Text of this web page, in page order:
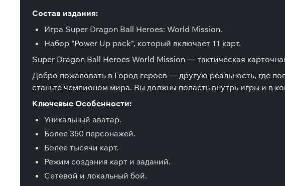
Состав издания:
Игра Super Dragon Ball Heroes: World Mission.
Набор "Power Up pack", который включает 11 карт.
Super Dragon Ball Heroes World Mission — тактическая
Добро пожаловать в Город героев — другую реальность, где
станьте чемпионом мира. Вы должны попасть внутрь игры и в
Ключевые Особенности:
Уникальный аватар.
Более 350 персонажей.
Более тысячи карт.
Режим создания карт и заданий.
Сетевой и локальный бой.